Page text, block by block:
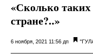
«Сколько
стране?..»
6 ноября, 2021 11:56 дп